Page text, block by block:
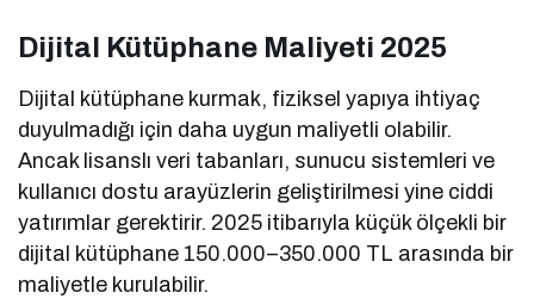
Dijital Kütüphane Maliyeti 2025
Dijital kütüphane kurmak, fiziksel yapıya ihtiyaç
duyulmadığı için daha uygun maliyetli olabilir.
Ancak lisanslı veri tabanları, sunucu sistemleri ve
kullanıcı dostu arayüzlerin geliştirilmesi yine ciddi
yatırımlar gerektirir. 2025 itibarıyla küçük ölçekli bir
dijital kütüphane 150.000–350.000 TL arasında bir
maliyetle kurulabilir.